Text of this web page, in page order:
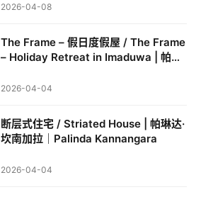
2026-04-08
The Frame – 假日度假屋 / The Frame
– Holiday Retreat in Imaduwa | 帕琳
2026-04-04
断层式住宅 / Striated House | 帕琳达·
坎南加拉｜Palinda Kannangara
2026-04-04